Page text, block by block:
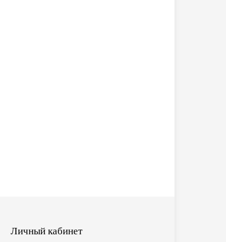
Личный кабинет